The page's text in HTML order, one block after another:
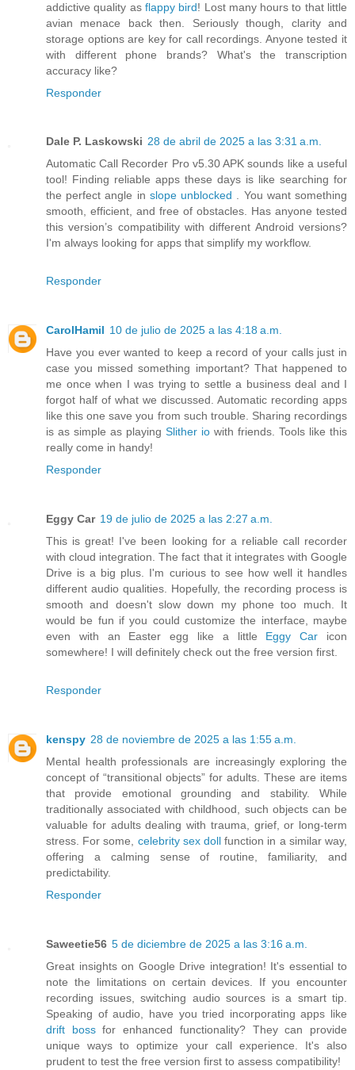
addictive quality as flappy bird! Lost many hours to that little
avian menace back then. Seriously though, clarity and
storage options are key for call recordings. Anyone tested it
with different phone brands? What's the transcription
accuracy like?
Responder
Dale P. Laskowski 28 de abril de 2025 a las 3:31 a.m.
Automatic Call Recorder Pro v5.30 APK sounds like a useful
tool! Finding reliable apps these days is like searching for
the perfect angle in slope unblocked . You want something
smooth, efficient, and free of obstacles. Has anyone tested
this version’s compatibility with different Android versions?
I'm always looking for apps that simplify my workflow.
Responder
CarolHamil 10 de julio de 2025 a las 4:18 a.m.
Have you ever wanted to keep a record of your calls just in
case you missed something important? That happened to
me once when I was trying to settle a business deal and I
forgot half of what we discussed. Automatic recording apps
like this one save you from such trouble. Sharing recordings
is as simple as playing Slither io with friends. Tools like this
really come in handy!
Responder
Eggy Car 19 de julio de 2025 a las 2:27 a.m.
This is great! I've been looking for a reliable call recorder
with cloud integration. The fact that it integrates with Google
Drive is a big plus. I'm curious to see how well it handles
different audio qualities. Hopefully, the recording process is
smooth and doesn't slow down my phone too much. It
would be fun if you could customize the interface, maybe
even with an Easter egg like a little Eggy Car icon
somewhere! I will definitely check out the free version first.
Responder
kenspy 28 de noviembre de 2025 a las 1:55 a.m.
Mental health professionals are increasingly exploring the
concept of “transitional objects” for adults. These are items
that provide emotional grounding and stability. While
traditionally associated with childhood, such objects can be
valuable for adults dealing with trauma, grief, or long-term
stress. For some, celebrity sex doll function in a similar way,
offering a calming sense of routine, familiarity, and
predictability.
Responder
Saweetie56 5 de diciembre de 2025 a las 3:16 a.m.
Great insights on Google Drive integration! It's essential to
note the limitations on certain devices. If you encounter
recording issues, switching audio sources is a smart tip.
Speaking of audio, have you tried incorporating apps like
drift bossfor enhanced functionality? They can provide
unique ways to optimize your call experience. It's also
prudent to test the free version first to assess compatibility!